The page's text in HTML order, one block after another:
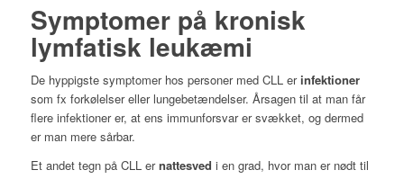
Symptomer på kronisk
lymfatisk leukæmi
De hyppigste symptomer hos personer med CLL erinfektioner
som fx forkølelser eller lungebetændelser. Årsagen til at man får
flere infektioner er, at ens immunforsvar er svækket, og dermed
er man mere sårbar.
Et andet tegn på CLL ernattesved i en grad, hvor man er nødt til